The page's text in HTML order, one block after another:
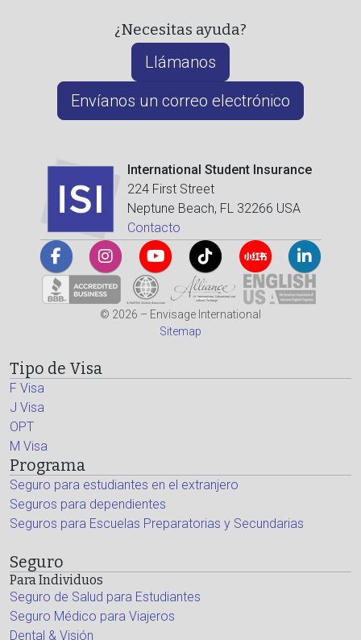
¿Necesitas ayuda?
Llámanos
Envíanos un correo electrónico
International Student Insurance
224 First Street
Neptune Beach, FL 32266 USA
Contacto
© 2026 – Envisage International
Sitemap
Tipo de Visa
F Visa
J Visa
OPT
M Visa
Programa
Seguro para estudiantes en el extranjero
Seguros para dependientes
Seguros para Escuelas Preparatorias y Secundarias
Seguro
Para Individuos
Seguro de Salud para Estudiantes
Seguro Médico para Viajeros
Dental & Visión